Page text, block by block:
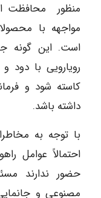
منظور محافظت
مواجهه با
است. این گونه
رویارویی با
کاسته شود و
داشته باشد.
با توجه به
احتمالاً عوامل
حضور ندارند
مصنوعی و